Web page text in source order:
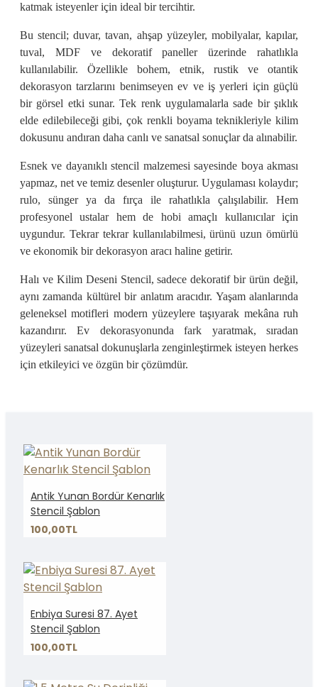
katmak isteyenler için ideal bir tercihtir.
Bu stencil; duvar, tavan, ahşap yüzeyler, mobilyalar, kapılar,
tuval, MDF ve dekoratif paneller üzerinde rahatlıkla
kullanılabilir. Özellikle bohem, etnik, rustik ve otantik
dekorasyon tarzlarını benimseyen ev ve iş yerleri için güçlü
bir görsel etki sunar. Tek renk uygulamalarla sade bir şıklık
elde edilebileceği gibi, çok renkli boyama teknikleriyle kilim
dokusunu andıran daha canlı ve sanatsal sonuçlar da alınabilir.
Esnek ve dayanıklı stencil malzemesi sayesinde boya akması
yapmaz, net ve temiz desenler oluşturur. Uygulaması kolaydır;
rulo, sünger ya da fırça ile rahatlıkla çalışılabilir. Hem
profesyonel ustalar hem de hobi amaçlı kullanıcılar için
uygundur. Tekrar tekrar kullanılabilmesi, ürünü uzun ömürlü
ve ekonomik bir dekorasyon aracı haline getirir.
Halı ve Kilim Deseni Stencil, sadece dekoratif bir ürün değil,
aynı zamanda kültürel bir anlatım aracıdır. Yaşam alanlarında
geleneksel motifleri modern yüzeylere taşıyarak mekâna ruh
kazandırır. Ev dekorasyonunda fark yaratmak, sıradan
yüzeyleri sanatsal dokunuşlarla zenginleştirmek isteyen herkes
için etkileyici ve özgün bir çözümdür.
Antik Yunan Bordür Kenarlık
Stencil Şablon
100,00TL
Enbiya Suresi 87. Ayet
Stencil Şablon
100,00TL